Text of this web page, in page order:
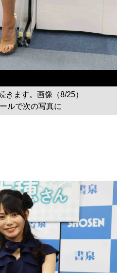
きます。画像（8/25）
ルで次の写真に